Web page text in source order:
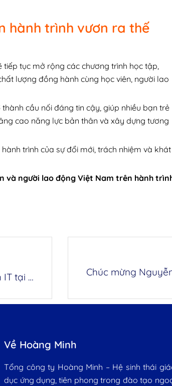
hành trình vươn ra thế
tục mở rộng các chương trình học tập,
lượng đồng hành cùng học viên, người lao
cầu nối đáng tin cậy, giúp nhiều bạn trẻ
cao năng lực bản thân và xây dựng tương
trình của sự đổi mới, trách nhiệm và khát
và người lao động Việt Nam trên hành
Trần Minh Khôi được duyệt visa du học nghề ngành IT tại New Zealand Chúc mừng
Về Hoàng Minh
Tổng công ty Hoàng Minh – Hệ sinh thái
dục ứng dụng, tiên phong trong đào tạo